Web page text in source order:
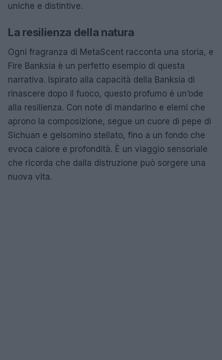
uniche e distintive.
La resilienza della natura
Ogni fragranza di MetaScent racconta una storia, e
Fire Banksia è un perfetto esempio di questa
narrativa. Ispirato alla capacità della Banksia di
rinascere dopo il fuoco, questo profumo è un’ode
alla resilienza. Con note di mandarino e elemi che
aprono la composizione, segue un cuore di pepe di
Sichuan e gelsomino stellato, fino a un fondo che
evoca calore e profondità. È un viaggio sensoriale
che ricorda che dalla distruzione può sorgere una
nuova vita.